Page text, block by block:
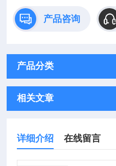
产品咨询
产品分类
相关文章
详细介绍 在线留言